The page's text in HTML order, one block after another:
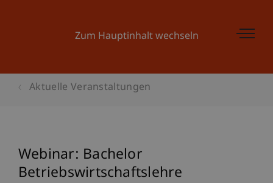
Zum Hauptinhalt wechseln
Aktuelle Veranstaltungen
Webinar: Bachelor
Betriebswirtschaftslehre